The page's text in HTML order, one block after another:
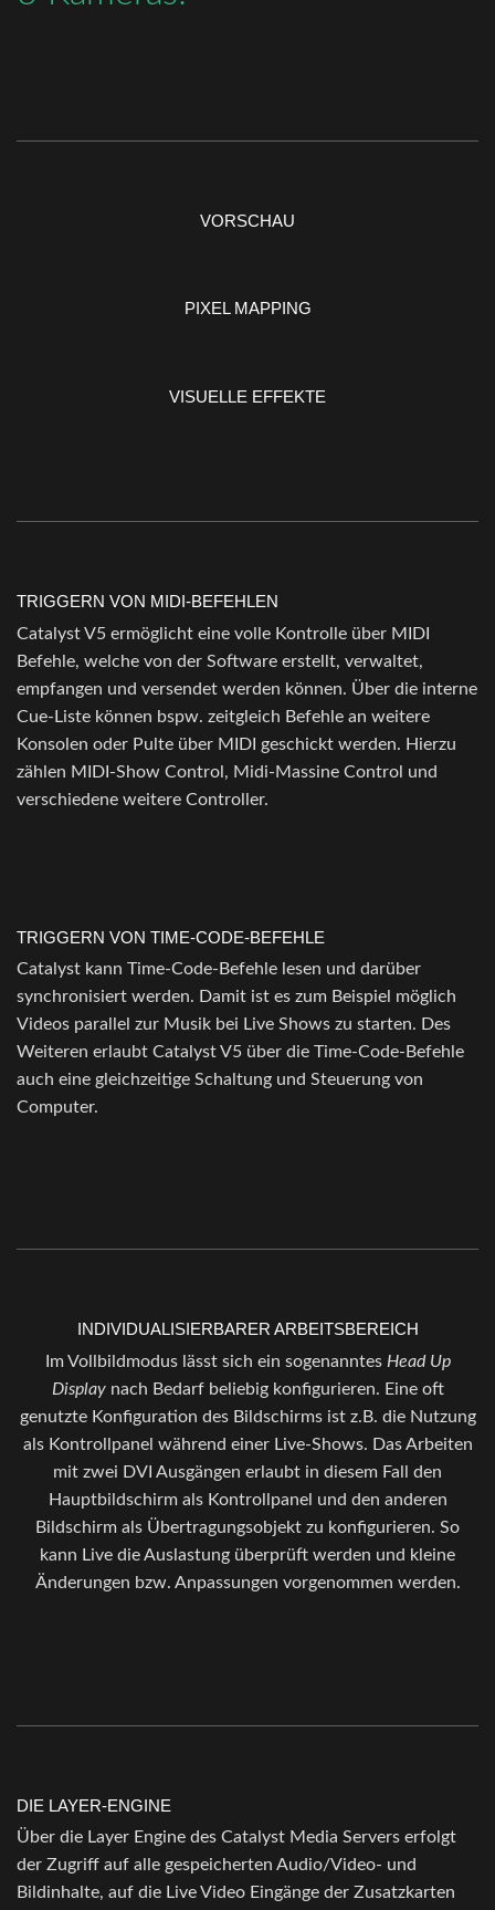
VORSCHAU
PIXEL MAPPING
VISUELLE EFFEKTE
TRIGGERN VON MIDI-BEFEHLEN
Catalyst V5 ermöglicht eine volle Kontrolle über MIDI
Befehle, welche von der Software erstellt, verwaltet,
empfangen und versendet werden können. Über die interne
Cue-Liste können bspw. zeitgleich Befehle an weitere
Konsolen oder Pulte über MIDI geschickt werden. Hierzu
zählen MIDI-Show Control, Midi-Massine Control und
verschiedene weitere Controller.
TRIGGERN VON TIME-CODE-BEFEHLE
Catalyst kann Time-Code-Befehle lesen und darüber
synchronisiert werden. Damit ist es zum Beispiel möglich
Videos parallel zur Musik bei Live Shows zu starten. Des
Weiteren erlaubt Catalyst V5 über die Time-Code-Befehle
auch eine gleichzeitige Schaltung und Steuerung von
Computer.
INDIVIDUALISIERBARER ARBEITSBEREICH
Im Vollbildmodus lässt sich ein sogenanntes Head Up
Displaynach Bedarf beliebig konfigurieren. Eine oft
genutzte Konfiguration des Bildschirms ist z.B. die Nutzung
als Kontrollpanel während einer Live-Shows. Das Arbeiten
mit zwei DVI Ausgängen erlaubt in diesem Fall den
Hauptbildschirm als Kontrollpanel und den anderen
Bildschirm als Übertragungsobjekt zu konfigurieren. So
kann Live die Auslastung überprüft werden und kleine
Änderungen bzw. Anpassungen vorgenommen werden.
DIE LAYER-ENGINE
Über die Layer Engine des Catalyst Media Servers erfolgt
der Zugriff auf alle gespeicherten Audio/Video- und
Bildinhalte, auf die Live Video Eingänge der Zusatzkarten